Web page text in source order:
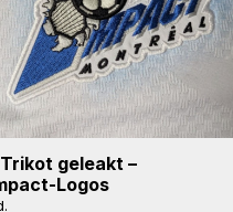
geleakt –
Logos